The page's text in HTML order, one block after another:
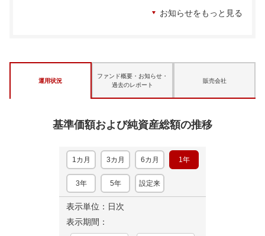
お知らせをもっと見る
運用状況
ファンド概要・お知らせ・
過去のレポート
販売会社
基準価額および純資産総額の推移
1カ月 3カ月 6カ月 1年
3年 5年 設定来
表示単位：日次
表示期間：